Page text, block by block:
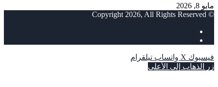
مايو 8, 2026
© Copyright 2026, All Rights Reserved
فيسبوك ‫X واتساب تيلقرام
زر الذهاب إلى الأعلى